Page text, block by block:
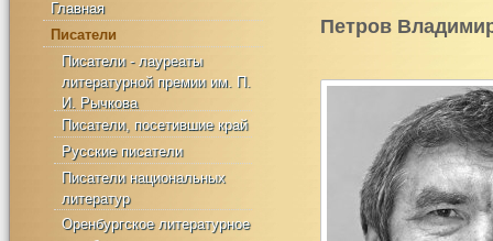
Главная
Писатели
Писатели - лауреаты
литературной премии им. П.
И. Рычкова
Писатели, посетившие край
Русские писатели
Писатели национальных
литератур
Оренбургское литературное
Петров